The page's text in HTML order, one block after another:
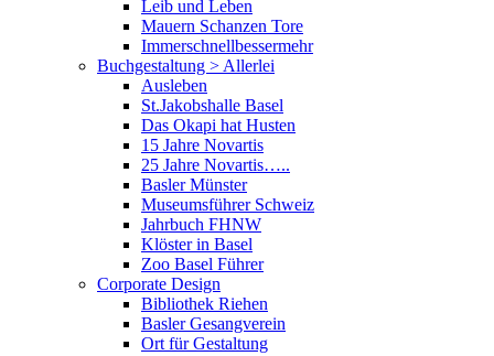
Leib und Leben
Mauern Schanzen Tore
Immerschnellbessermehr
Buchgestaltung > Allerlei
Ausleben
St.Jakobshalle Basel
Das Okapi hat Husten
15 Jahre Novartis
25 Jahre Novartis…..
Basler Münster
Museumsführer Schweiz
Jahrbuch FHNW
Klöster in Basel
Zoo Basel Führer
Corporate Design
Bibliothek Riehen
Basler Gesangverein
Ort für Gestaltung